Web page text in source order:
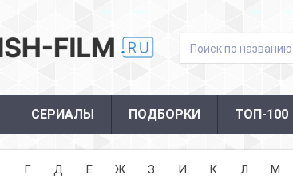
СЕРИАЛЫ ПОДБОРКИ ТОП-100
Г Д Е Ж З И К Л М